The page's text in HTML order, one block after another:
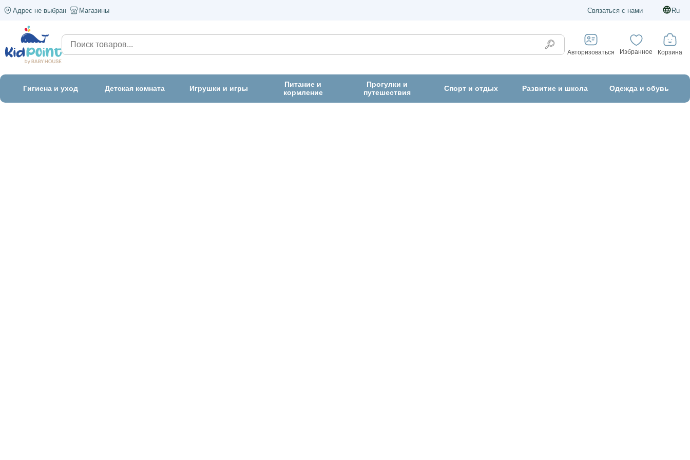
Адрес не выбран Магазины Связаться с нами Ru
Авторизоваться Избранное Корзина
Гигиена и уход Детская комната Игрушки и игры
Питание и
кормление
Прогулки и
путешествия
Спорт и отдых Развитие и школа Одежда и обувь